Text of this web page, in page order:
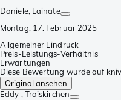
Daniele, Lainate
Montag, 17. Februar 2025
Allgemeiner Eindruck
Preis-Leistungs-Verhältnis
Erwartungen
Diese Bewertung wurde auf
Original ansehen
Eddy , Traiskirchen